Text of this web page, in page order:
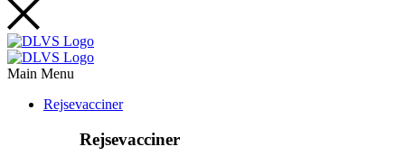
Main Menu
Rejsevacciner
Rejsevacciner